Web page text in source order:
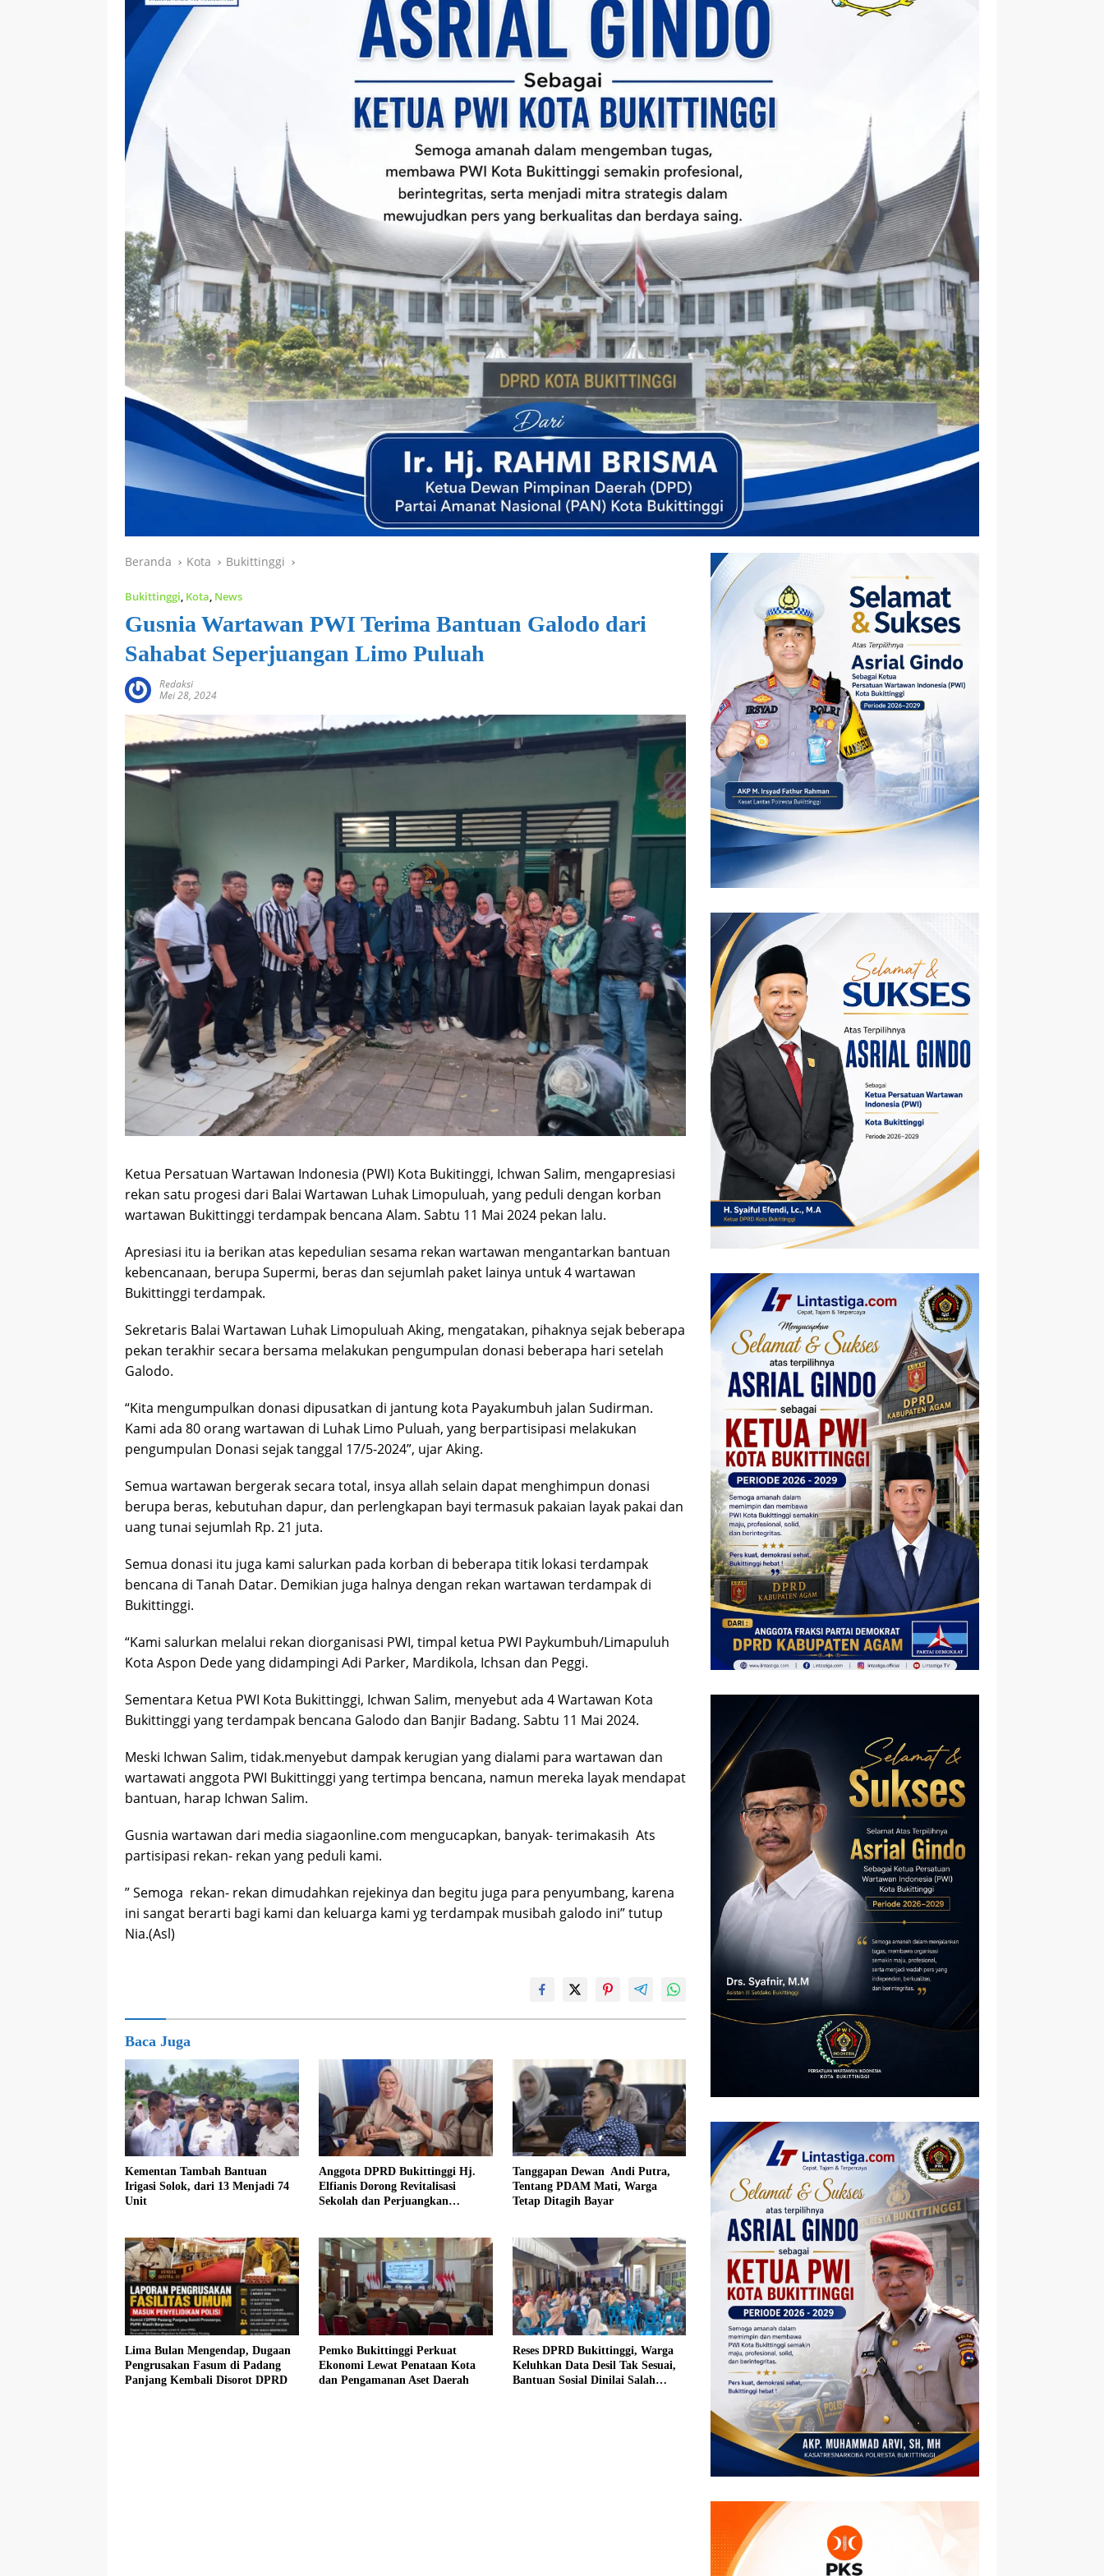
Beranda Kota Bukittinggi
Bukittinggi, Kota, News
Gusnia Wartawan PWI Terima Bantuan Galodo dari
Sahabat Seperjuangan Limo Puluah
Redaksi
Mei 28, 2024
Ketua Persatuan Wartawan Indonesia (PWI) Kota Bukitinggi, Ichwan Salim, mengapresiasi
rekan satu progesi dari Balai Wartawan Luhak Limopuluah, yang peduli dengan korban
wartawan Bukittinggi terdampak bencana Alam. Sabtu 11 Mai 2024 pekan lalu.
Apresiasi itu ia berikan atas kepedulian sesama rekan wartawan mengantarkan bantuan
kebencanaan, berupa Supermi, beras dan sejumlah paket lainya untuk 4 wartawan
Bukittinggi terdampak.
Sekretaris Balai Wartawan Luhak Limopuluah Aking, mengatakan, pihaknya sejak beberapa
pekan terakhir secara bersama melakukan pengumpulan donasi beberapa hari setelah
Galodo.
“Kita mengumpulkan donasi dipusatkan di jantung kota Payakumbuh jalan Sudirman.
Kami ada 80 orang wartawan di Luhak Limo Puluah, yang berpartisipasi melakukan
pengumpulan Donasi sejak tanggal 17/5-2024”, ujar Aking.
Semua wartawan bergerak secara total, insya allah selain dapat menghimpun donasi
berupa beras, kebutuhan dapur, dan perlengkapan bayi termasuk pakaian layak pakai dan
uang tunai sejumlah Rp. 21 juta.
Semua donasi itu juga kami salurkan pada korban di beberapa titik lokasi terdampak
bencana di Tanah Datar. Demikian juga halnya dengan rekan wartawan terdampak di
Bukittinggi.
“Kami salurkan melalui rekan diorganisasi PWI, timpal ketua PWI Paykumbuh/Limapuluh
Kota Aspon Dede yang didampingi Adi Parker, Mardikola, Ichsan dan Peggi.
Sementara Ketua PWI Kota Bukittinggi, Ichwan Salim, menyebut ada 4 Wartawan Kota
Bukittinggi yang terdampak bencana Galodo dan Banjir Badang. Sabtu 11 Mai 2024.
Meski Ichwan Salim, tidak.menyebut dampak kerugian yang dialami para wartawan dan
wartawati anggota PWI Bukittinggi yang tertimpa bencana, namun mereka layak mendapat
bantuan, harap Ichwan Salim.
Gusnia wartawan dari media siagaonline.com mengucapkan, banyak- terimakasih Ats
partisipasi rekan- rekan yang peduli kami.
” Semoga rekan- rekan dimudahkan rejekinya dan begitu juga para penyumbang, karena
ini sangat berarti bagi kami dan keluarga kami yg terdampak musibah galodo ini” tutup
Nia.(Asl)
Baca Juga
Kementan Tambah Bantuan
Irigasi Solok, dari 13 Menjadi 74
Unit
Anggota DPRD Bukittinggi Hj.
Elfianis Dorong Revitalisasi
Sekolah dan Perjuangkan
Tanggapan Dewan Andi Putra,
Tentang PDAM Mati, Warga
Tetap Ditagih Bayar
Lima Bulan Mengendap, Dugaan
Pengrusakan Fasum di Padang
Panjang Kembali Disorot DPRD
Pemko Bukittinggi Perkuat
Ekonomi Lewat Penataan Kota
dan Pengamanan Aset Daerah
Reses DPRD Bukittinggi, Warga
Keluhkan Data Desil Tak Sesuai,
Bantuan Sosial Dinilai Salah